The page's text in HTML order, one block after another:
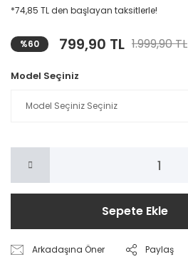
*74,85 TL den başlayan taksitlerle!
%60 799,90 TL 1.999,90 TL
Model Seçiniz
Sepete Ekle
Arkadaşına Öner Paylaş